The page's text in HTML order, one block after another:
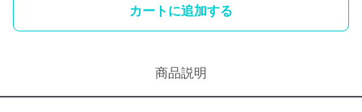
カートに追加する
商品説明